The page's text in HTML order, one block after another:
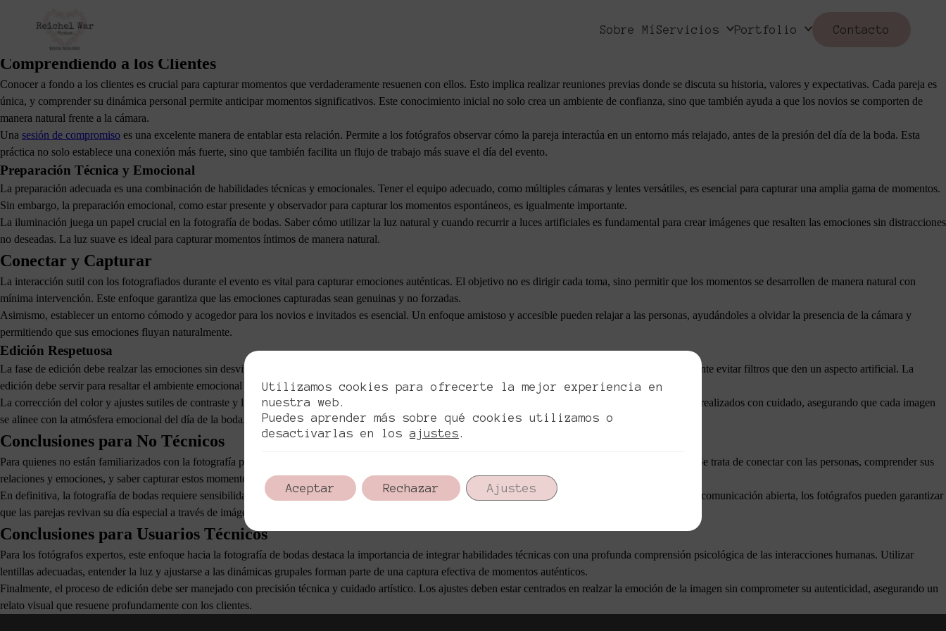
Sobre Mí Servicios Portfolio Contacto
calidad de las imágenes, sino que también permite crear una experiencia más significativa para los clientes. A través de la empatía, la confianza y la observación cuidadosa, los fotógrafos pueden inmortalizar
Comprendiendo a los Clientes
Conocer a fondo a los clientes es crucial para capturar momentos que verdaderamente resuenen con ellos. Esto implica realizar reuniones previas donde se discuta su historia, valores y expectativas. Cada pareja es
única, y comprender su dinámica personal permite anticipar momentos significativos. Este conocimiento inicial no solo crea un ambiente de confianza, sino que también ayuda a que los novios se comporten de
manera natural frente a la cámara.
Una sesión de compromiso es una excelente manera de entablar esta relación. Permite a los fotógrafos observar cómo la pareja interactúa en un entorno más relajado, antes de la presión del día de la boda. Esta
práctica no solo establece una conexión más fuerte, sino que también facilita un flujo de trabajo más suave el día del evento.
Preparación Técnica y Emocional
La preparación adecuada es una combinación de habilidades técnicas y emocionales. Tener el equipo adecuado, como múltiples cámaras y lentes versátiles, es esencial para capturar una amplia gama de momentos.
Sin embargo, la preparación emocional, como estar presente y observador para capturar los momentos espontáneos, es igualmente importante.
La iluminación juega un papel crucial en la fotografía de bodas. Saber cómo utilizar la luz natural y cuando recurrir a luces artificiales es fundamental para crear imágenes que resalten las emociones sin distracciones
no deseadas. La luz suave es ideal para capturar momentos íntimos de manera natural.
Conectar y Capturar
La interacción sutil con los fotografiados durante el evento es vital para capturar emociones auténticas. El objetivo no es dirigir cada toma, sino permitir que los momentos se desarrollen de manera natural con
mínima intervención. Este enfoque garantiza que las emociones capturadas sean genuinas y no forzadas.
Asimismo, establecer un entorno cómodo y acogedor para los novios e invitados es esencial. Un enfoque amistoso y accesible pueden relajar a las personas, ayudándoles a olvidar la presencia de la cámara y
permitiendo que sus emociones fluyan naturalmente.
Edición Respetuosa
La fase de edición debe realzar las emociones sin desvirtuarlas. Ajustes en el color y la iluminación pueden mejorar la calidad de las imágenes, pero es importante evitar filtros que den un aspecto artificial. La
edición debe servir para resaltar el ambiente emocional del evento, manteniendo la integridad y autenticidad de cada momento capturado.
La corrección del color y ajustes sutiles de contraste y luminosidad son fundamentales para mejorar la calidad visual de las fotografías. Estos ajustes deben ser realizados con cuidado, asegurando que cada imagen
se alinee con la atmósfera emocional del día de la boda.
Conclusiones para No Técnicos
Para quienes no están familiarizados con la fotografía profesional, es clave entender que tomar fotos de bodas exitosas va más allá de usar una buena cámara. Se trata de conectar con las personas, comprender sus
relaciones y emociones, y saber capturar estos momentos de una forma que sea significativa para ellos.
En definitiva, la fotografía de bodas requiere sensibilidad y atención al detalle. Al crear un entorno de confianza, estar técnicamente preparado y mantener una comunicación abierta, los fotógrafos pueden garantizar
que las parejas revivan su día especial a través de imágenes cargadas de emoción.
Conclusiones para Usuarios Técnicos
Para los fotógrafos expertos, este enfoque hacia la fotografía de bodas destaca la importancia de integrar habilidades técnicas con una profunda comprensión psicológica de las interacciones humanas. Utilizar
lentillas adecuadas, entender la luz y ajustarse a las dinámicas grupales forman parte de una captura efectiva de momentos auténticos.
Finalmente, el proceso de edición debe ser manejado con precisión técnica y cuidado artístico. Los ajustes deben estar centrados en realzar la emoción de la imagen sin comprometer su autenticidad, asegurando un
relato visual que resuene profundamente con los clientes.
Utilizamos cookies para ofrecerte la mejor experiencia en
nuestra web.
Puedes aprender más sobre qué cookies utilizamos o
desactivarlas en losajustes
Aceptar Rechazar Ajustes